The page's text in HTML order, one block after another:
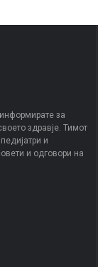
за
здравје. Тимот
и
и одговори на